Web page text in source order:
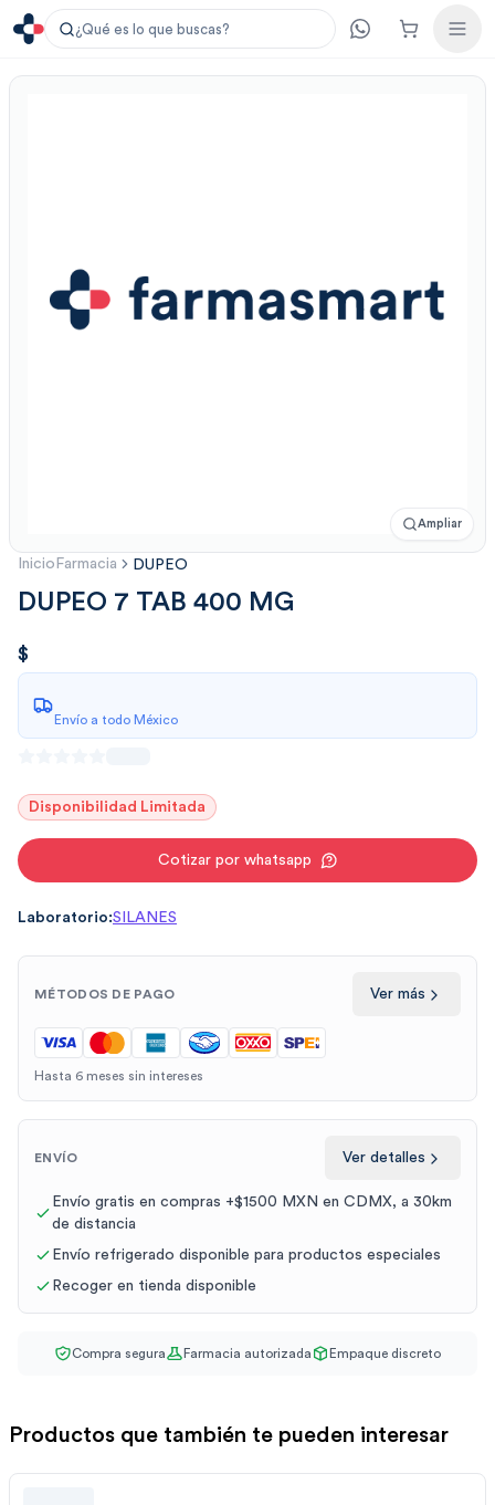
¿Qué es lo que buscas?
Ampliar
Inicio Farmacia DUPEO
DUPEO 7 TAB 400 MG
$
$
Envío a todo México
Disponibilidad Limitada
Cotizar por whatsapp
Laboratorio:SILANES
MÉTODOS DE PAGO Ver más
Hasta 6 meses sin intereses
ENVÍO Ver detalles
Envío gratis en compras +$1500 MXN en CDMX, a 30km
de distancia
Envío refrigerado disponible para productos especiales
Recoger en tienda disponible
Compra segura Farmacia autorizada Empaque discreto
Productos que también te pueden interesar